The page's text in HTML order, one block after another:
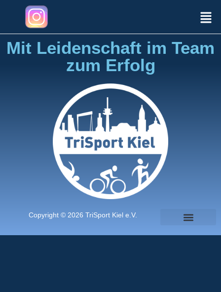
Mit Leidenschaft im Team
zum Erfolg
Copyright © 2026 TriSport Kiel e.V.